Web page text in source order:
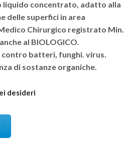
concentrato, adatto alla
delle superfici in area
Chirurgico registrato Min.
al BIOLOGICO.
batteri, funghi. virus.
di sostanze organiche.
desideri